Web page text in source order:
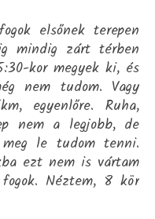
elsőnek terepen
mindig zárt térben
kor megyek ki, és
nem tudom. Vagy
egyenlőre. Ruha,
nem a legjobb, de
le tudom tenni.
ezt nem is vártam
Néztem, 8 kör